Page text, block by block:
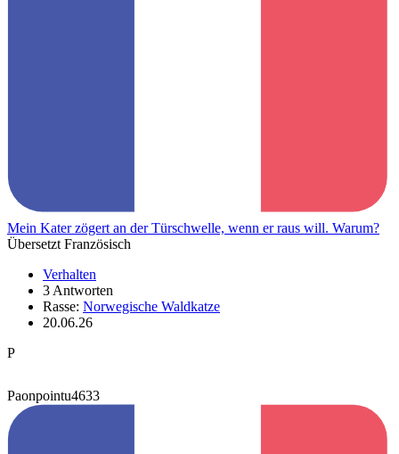
Mein Kater zögert an der Türschwelle, wenn er raus will. Warum?
Übersetzt Französisch
Verhalten
3 Antworten
Rasse: Norwegische Waldkatze
20.06.26
P
Paonpointu4633